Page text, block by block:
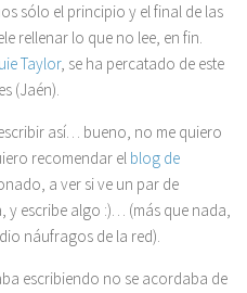
sólo el principio y el final de las
rellenar lo que no lee, en fin.
Taylor, se ha percatado de este
(Jaén).
así… bueno, no me quiero
recomendar el blog de
a ver si ve un par de
y escribe algo :)… (más que nada,
náufragos de la red).
escribiendo no se acordaba de